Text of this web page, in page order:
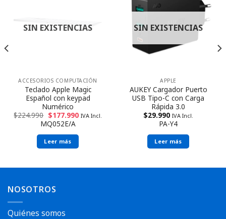
SIN EXISTENCIAS
ACCESORIOS COMPUTACIÓN
Teclado Apple Magic
Español con keypad
Numérico
$224.990 $177.990 IVA Incl.
MQ052E/A
Leer más
SIN EXISTENCIAS
APPLE
AUKEY Cargador Puerto
USB Tipo-C con Carga
Rápida 3.0
$29.990 IVA Incl.
PA-Y4
Leer más
NOSOTROS
Quiénes somos